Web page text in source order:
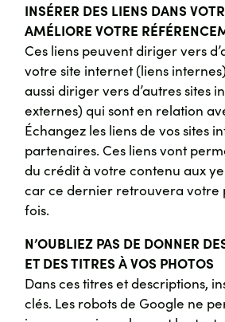
INSÉRER DES LIENS DANS
AMÉLIORE VOTRE
Ces liens peuvent diriger vers
votre site internet (liens
aussi diriger vers d’autres sites
externes) qui sont en relation
Échangez les liens de vos sites
partenaires. Ces liens vont
du crédit à votre contenu aux
car ce dernier retrouvera votre
fois.
N’OUBLIEZ PAS DE DONNER
ET DES TITRES À VOS PHOTOS
Dans ces titres et descriptions,
clés. Les robots de Google ne